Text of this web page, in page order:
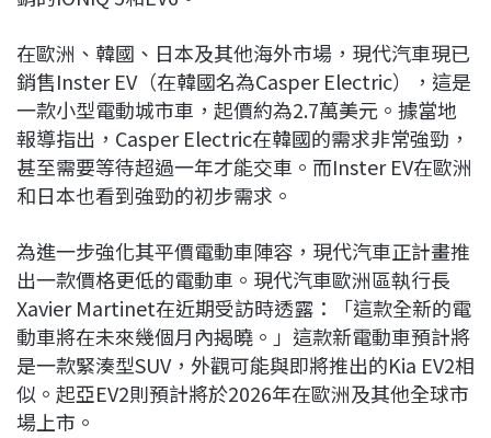
在歐洲、韓國、日本及其他海外市場，現代汽車現已
銷售Inster EV（在韓國名為Casper Electric），這是
一款小型電動城市車，起價約為2.7萬美元。據當地
報導指出，Casper Electric在韓國的需求非常強勁，
甚至需要等待超過一年才能交車。而Inster EV在歐洲
和日本也看到強勁的初步需求。
為進一步強化其平價電動車陣容，現代汽車正計畫推
出一款價格更低的電動車。現代汽車歐洲區執行長
Xavier Martinet在近期受訪時透露：「這款全新的電
動車將在未來幾個月內揭曉。」這款新電動車預計將
是一款緊湊型SUV，外觀可能與即將推出的Kia EV2相
似。起亞EV2則預計將於2026年在歐洲及其他全球市
場上市。